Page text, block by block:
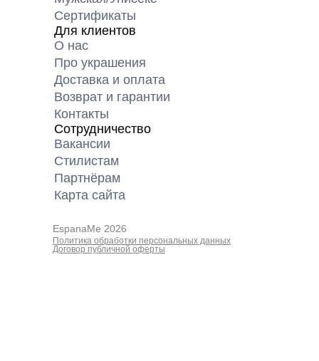
Сертификаты
Для клиентов
О нас
Про украшения
Доставка и оплата
Возврат и гарантии
Контакты
Сотрудничество
Вакансии
Cтилистам
Партнёрам
Карта cайта
EspanaMe 2026
Политика обработки персональных данных
Договор публичной оферты